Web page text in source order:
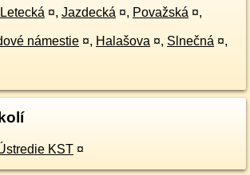
Letecká ¤, Jazdecká ¤, Považská ¤,
námestie ¤, Halašova ¤, Slnečná ¤,
KST ¤